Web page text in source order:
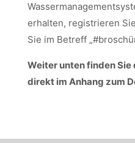
erhalten, registrieren
Sie im Betreff
Weiter unten finden Sie
direkt im Anhang zum